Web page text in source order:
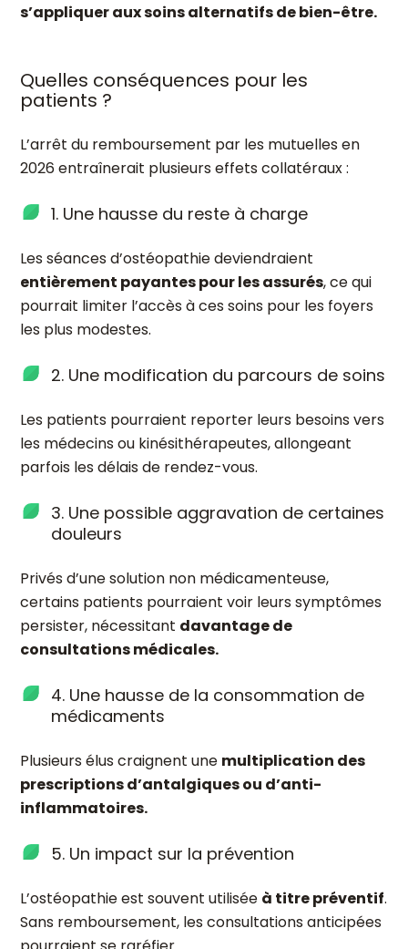
s’appliquer aux soins alternatifs de bien-être.
Quelles conséquences pour les
patients ?
L’arrêt du remboursement par les mutuelles en
2026 entraînerait plusieurs effets collatéraux :
1. Une hausse du reste à charge
Les séances d’ostéopathie deviendraient
entièrement payantes pour les assurés, ce qui
pourrait limiter l’accès à ces soins pour les foyers
les plus modestes.
2. Une modification du parcours de soins
Les patients pourraient reporter leurs besoins vers
les médecins ou kinésithérapeutes, allongeant
parfois les délais de rendez-vous.
3. Une possible aggravation de certaines
douleurs
Privés d’une solution non médicamenteuse,
certains patients pourraient voir leurs symptômes
persister, nécessitant davantage de
consultations médicales.
4. Une hausse de la consommation de
médicaments
Plusieurs élus craignent une multiplication des
prescriptions d’antalgiques ou d’anti-
inflammatoires.
5. Un impact sur la prévention
L’ostéopathie est souvent utilisée à titre préventif.
Sans remboursement, les consultations anticipées